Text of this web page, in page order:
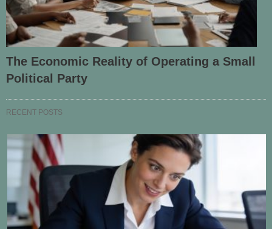
The Economic Reality of Operating a Small
Political Party
RECENT POSTS